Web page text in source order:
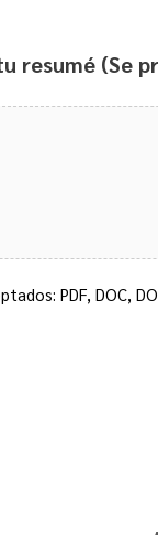
resumé (Se
PDF, DOC,